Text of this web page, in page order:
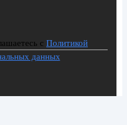
с Политикой
данных